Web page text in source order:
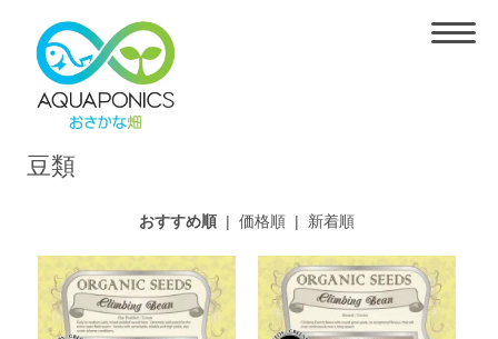
豆類
おすすめ順| 価格順| 新着順